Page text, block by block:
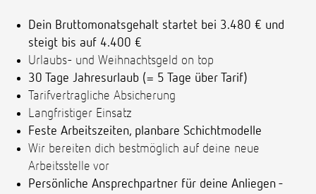
Dein Bruttomonatsgehalt startet bei 3.480 € und
steigt bis auf 4.400 €
Urlaubs- und Weihnachtsgeld on top
30 Tage Jahresurlaub (= 5 Tage über Tarif)
Tarifvertragliche Absicherung
Langfristiger Einsatz
Feste Arbeitszeiten, planbare Schichtmodelle
Wir bereiten dich bestmöglich auf deine neue
Arbeitsstelle vor
Persönliche Ansprechpartner für deine Anliegen -